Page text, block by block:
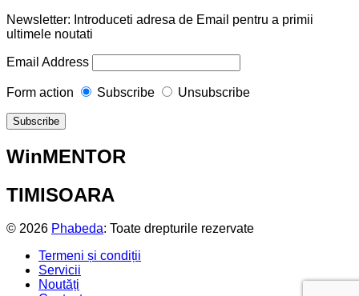
Newsletter: Introduceti adresa de Email pentru a primii
ultimele noutati
Email Address
Form action Subscribe Unsubscribe
WinMENTOR
TIMISOARA
© 2026 Phabeda: Toate drepturile rezervate
Termeni și condiții
Servicii
Noutăți